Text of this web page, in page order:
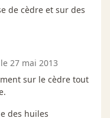
de cèdre et sur des
27 mai 2013
sur le cèdre tout
des huiles